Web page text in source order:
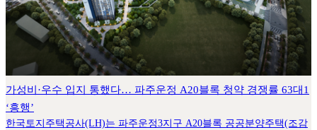
가성비·우수 입지 통했다… 파주운정 A20블록 청약 경쟁률 63대1
‘흥행’
한국토지주택공사(LH)는 파주운정3지구 A20블록 공공분양주택(조감